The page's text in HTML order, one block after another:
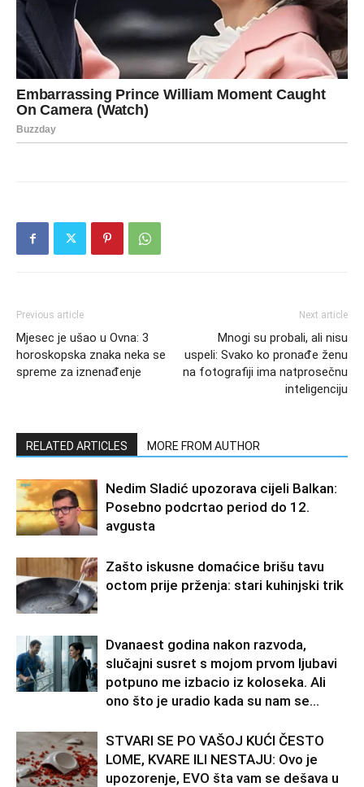
Previous article
Mjesec je ušao u Ovna: 3
horoskopska znaka neka se
spreme za iznenađenje
Next article
Mnogi su probali, ali nisu
uspeli: Svako ko pronađe ženu
na fotografiji ima natprosečnu
inteligenciju
RELATED ARTICLES MORE FROM AUTHOR
Nedim Sladić upozorava cijeli Balkan:
Posebno podcrtao period do 12.
avgusta
Zašto iskusne domaćice brišu tavu
octom prije prženja: stari kuhinjski trik
Dvanaest godina nakon razvoda,
slučajni susret s mojom prvom ljubavi
potpuno me izbacio iz koloseka. Ali
ono što je uradio kada su nam se...
STVARI SE PO VAŠOJ KUĆI ČESTO
LOME, KVARE ILI NESTAJU: Ovo je
upozorenje, EVO šta vam se dešava u